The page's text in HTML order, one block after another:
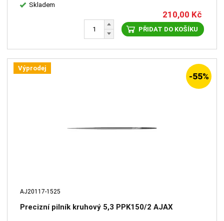
Skladem
210,00 Kč
PŘIDAT DO KOŠÍKU
Výprodej
-55%
AJ20117-1525
Precizní pilník kruhový 5,3 PPK150/2 AJAX